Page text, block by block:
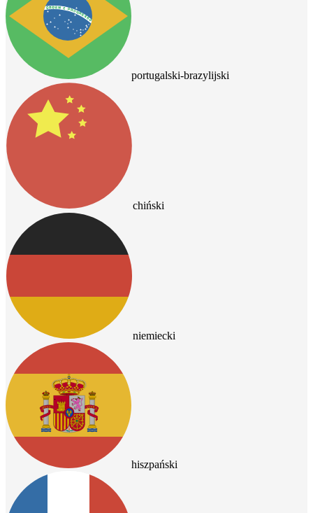
portugalski-brazylijski
chiński
niemiecki
hiszpański